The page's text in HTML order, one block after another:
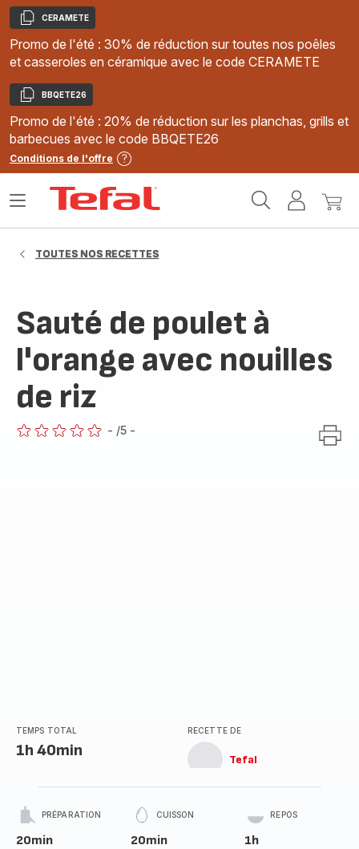
Copier
CERAMETE
Promo de l'été : 30% de réduction sur toutes nos poêles
et casseroles en céramique avec le code CERAMETE
Copier
BBQETE26
Promo de l'été : 20% de réduction sur les planchas, grills et
barbecues avec le code BBQETE26
Conditions de l'offre
MonMon
Ouvrir
TOUTES NOS RECETTES
Sauté de poulet à
l'orange avec nouilles
de riz
- /5 -
TEMPS TOTAL
1h 40min
RECETTE DE
Tefal
PRÉPARATION
20min
CUISSON
20min
REPOS
1h